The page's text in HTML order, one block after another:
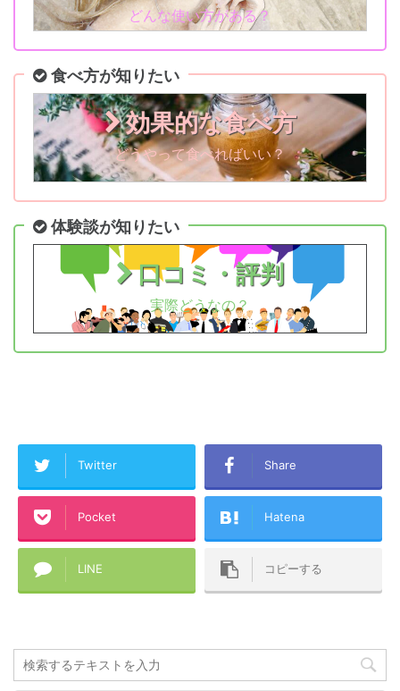
どんな使い方がある？
食べ方が知りたい
効果的な食べ方
どうやって食べればいい？
体験談が知りたい
口コミ・評判
実際どうなの？
Twitter Share
Pocket Hatena
LINE コピーする